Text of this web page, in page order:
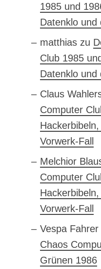
1985 und
Datenklo und
matthiaszu
Club 1985
Datenklo und
Claus
Computer
Vorwerk-Fall
Melchior
Computer
Vorwerk-Fall
Vespa Fahrer
Chaos
Grünen 1986